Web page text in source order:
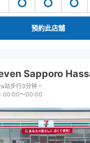
預約此店舖
Sapporo
站步行3分钟。
: 00:00〜00:00